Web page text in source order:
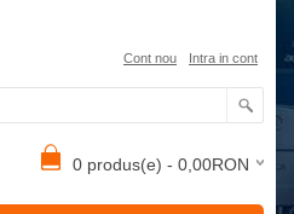
Cont nou Intra in cont
0 produs(e) - 0,00RON